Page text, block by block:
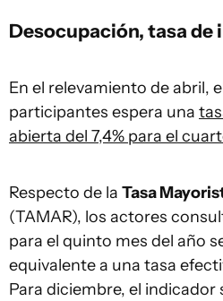
Desocupación, tasa de
En el relevamiento de abril,
participantes espera una
abierta del 7,4% para el
Respecto de la Tasa
(TAMAR), los actores
para el quinto mes del año
equivalente a una tasa
Para diciembre, el indicador